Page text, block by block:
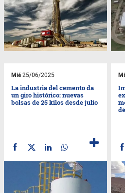
Mié25/06/2025
La industria del cemento da
un giro histórico: nuevas
bolsas de 25 kilos desde julio